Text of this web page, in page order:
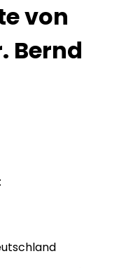
von
Bernd
: